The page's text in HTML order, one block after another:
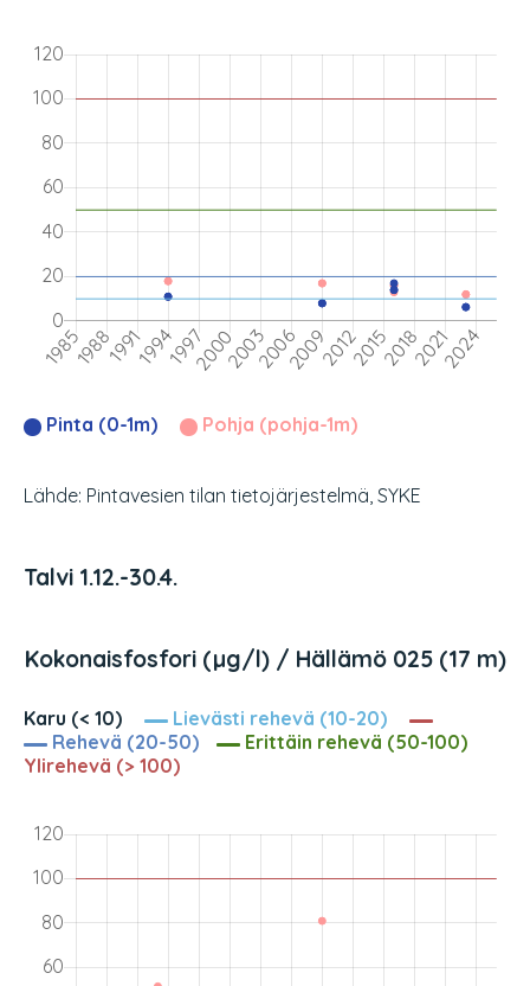
Pinta (0-1m) Pohja (pohja-1m)
Lähde: Pintavesien tilan tietojärjestelmä, SYKE
Talvi 1.12.-30.4.
Kokonaisfosfori (µg/l) / Hällämö 025 (17 m)
Karu (< 10)
Lievästi rehevä (10-20)
Rehevä (20-50)
Erittäin rehevä (50-100)
Ylirehevä (> 100)